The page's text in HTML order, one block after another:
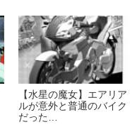
【水星の魔女】エアリア
ルが意外と普通のバイク
だった…